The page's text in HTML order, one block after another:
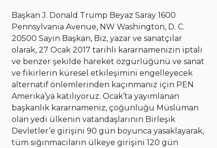
Başkan J. Donald Trump Beyaz Saray 1600
Pennsylvania Avenue, NW Washington, D. C.
20500 Sayın Başkan, Biz, yazar ve sanatçılar
olarak, 27 Ocak 2017 tarihli kararnamenizin iptali
ve benzer şekilde hareket özgürlüğünü ve sanat
ve fikirlerin küresel etkileşimini engelleyecek
alternatif önlemlerinden kaçınmanız için PEN
Amerika’ya katılıyoruz. Ocak’ta yayımlanan
başkanlık kararnameniz, çoğunluğu Müslüman
olan yedi ülkenin vatandaşlarının Birleşik
Devletler’e girişini 90 gün boyunca yasaklayarak,
tüm sığınmacıların ülkeye girişini 120 gün